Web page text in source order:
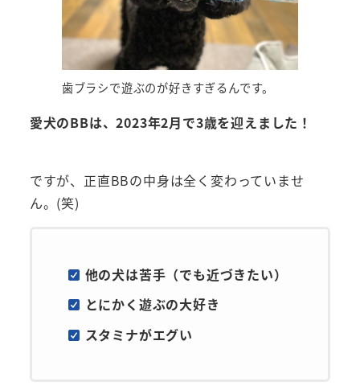
歯ブラシで遊ぶのが好きすぎるんです。
愛犬のBBは、2023年2月で3歳を迎えました！
ですが、正直BBの中身は全く変わっていませ
ん。(笑)
他の犬は苦手（でも近づきたい）
とにかく遊ぶの大好き
スタミナがエグい